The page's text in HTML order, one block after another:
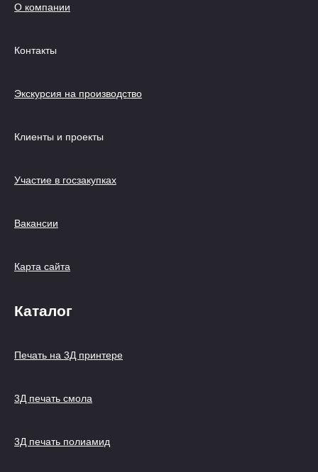
О компании
Контакты
Экскурсия на производство
Клиенты и проекты
Участие в госзакупках
Вакансии
Карта сайта
Каталог
Печать на 3Д принтере
3Д печать смола
3Д печать полиамид